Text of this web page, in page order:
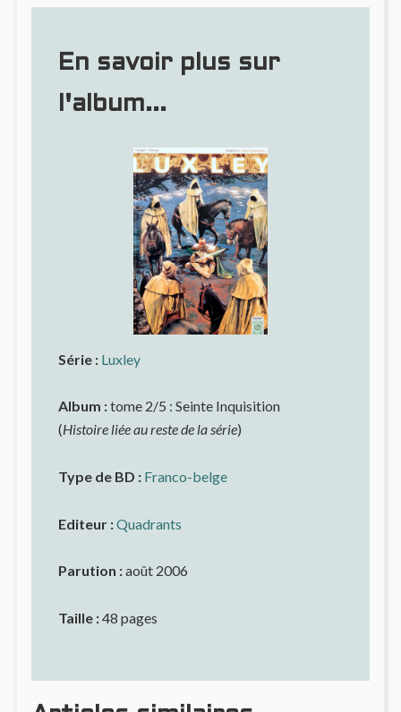
En savoir plus sur
l'album...
Série : Luxley
Album :tome 2/5 : Seinte Inquisition
(Histoire liée au reste de la série)
Type de BD : Franco-belge
Editeur :Quadrants
Parution :août 2006
Taille :48 pages